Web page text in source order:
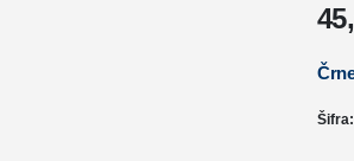
Šifra: